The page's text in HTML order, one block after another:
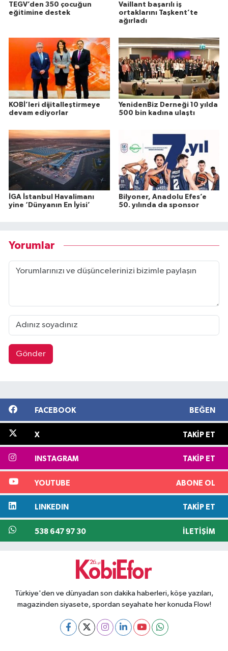
TEGV’den 350 çocuğun
eğitimine destek
Vaillant başarılı iş
ortaklarını Taşkent’te
ağırladı
KOBİ’leri dijitalleştirmeye
devam ediyorlar
YenidenBiz Derneği 10 yılda
500 bin kadına ulaştı
İGA İstanbul Havalimanı
yine ‘Dünyanın En İyisi’
Bilyoner, Anadolu Efes’e
50. yılında da sponsor
Yorumlar
Gönder
FACEBOOK BEĞEN
X TAKIP ET
INSTAGRAM TAKIP ET
YOUTUBE ABONE OL
LINKEDIN TAKIP ET
538 647 97 30 İLETIŞIM
Türkiye'den ve dünyadan son dakika haberleri, köşe yazıları,
magazinden siyasete, spordan seyahate her konuda Flow!